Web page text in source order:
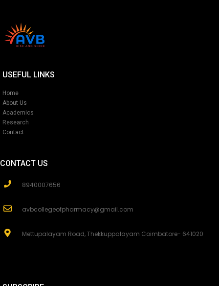
USEFUL LINKS
Home
About Us
Academics
Research
Contact
CONTACT US
8940007656
avbcollegeofpharmacy@gmail.com
Mettupalayam Road, Thekkuppalayam Coimbatore- 641020